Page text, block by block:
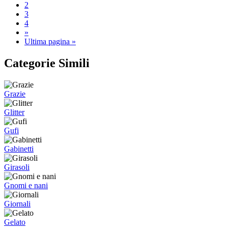
2
3
4
»
Ultima pagina »
Categorie Simili
Grazie
Glitter
Gufi
Gabinetti
Girasoli
Gnomi e nani
Giornali
Gelato